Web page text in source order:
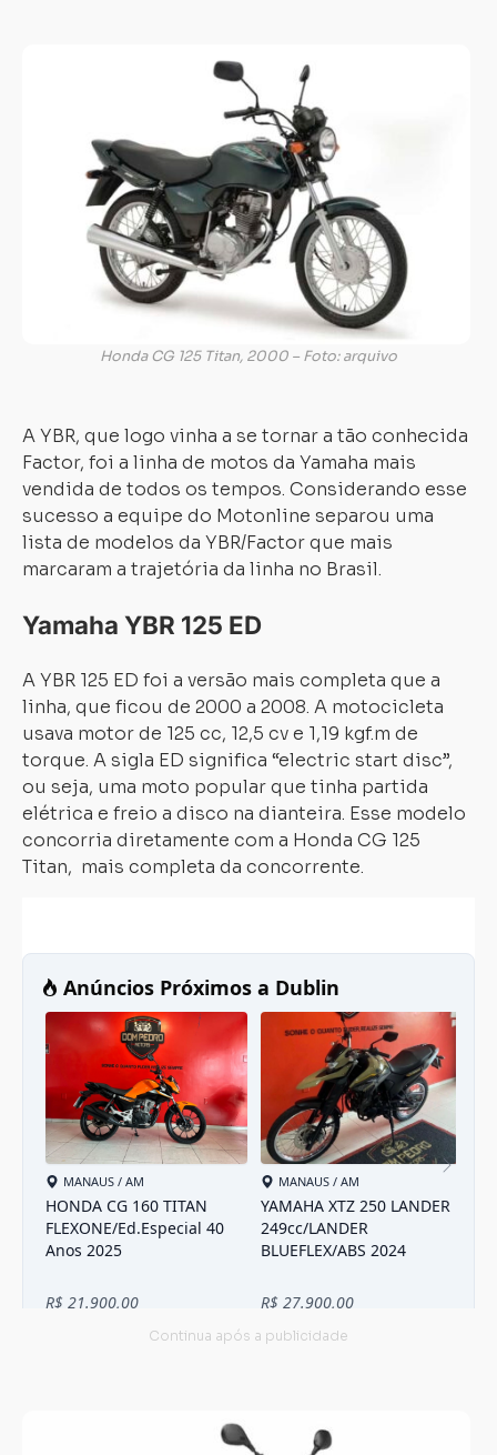
Honda CG 125 Titan, 2000 – Foto: arquivo
A YBR, que logo vinha a se tornar a tão conhecida
Factor, foi a linha de motos da Yamaha mais
vendida de todos os tempos. Considerando esse
sucesso a equipe do Motonline separou uma
lista de modelos da YBR/Factor que mais
marcaram a trajetória da linha no Brasil.
Yamaha YBR 125 ED
A YBR 125 ED foi a versão mais completa que a
linha, que ficou de 2000 a 2008. A motocicleta
usava motor de 125 cc, 12,5 cv e 1,19 kgf.m de
torque. A sigla ED significa “electric start disc”,
ou seja, uma moto popular que tinha partida
elétrica e freio a disco na dianteira. Esse modelo
concorria diretamente com a Honda CG 125
Titan, mais completa da concorrente.